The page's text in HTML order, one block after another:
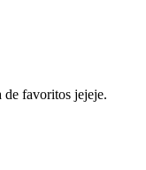
de favoritos jejeje.